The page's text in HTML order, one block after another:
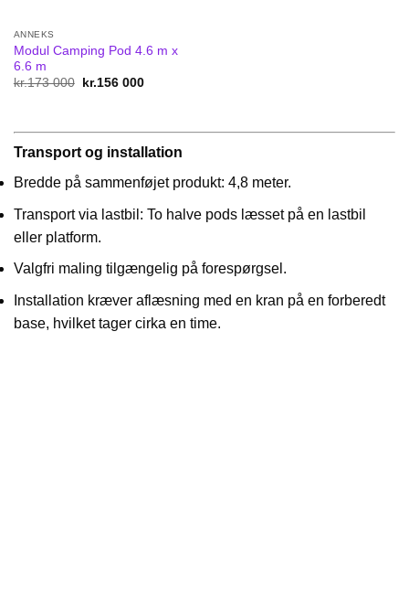
ANNEKS
Modul Camping Pod 4.6 m x
6.6 m
kr.173 000
Original
000.
kr.156 000Current
000.
Transport og installation
Bredde på sammenføjet produkt: 4,8 meter.
Transport via lastbil: To halve pods læsset på en lastbil
eller platform.
Valgfri maling tilgængelig på forespørgsel.
Installation kræver aflæsning med en kran på en forberedt
base, hvilket tager cirka en time.